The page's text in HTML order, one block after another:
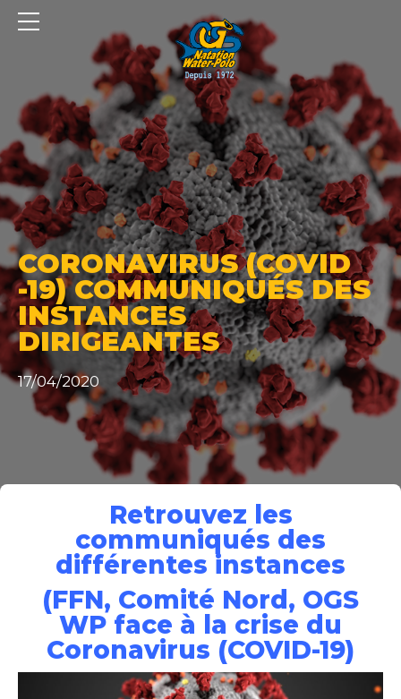
CORONAVIRUS (COVID
-19) COMMUNIQUÉS DES
INSTANCES
DIRIGEANTES
17/04/2020
Retrouvez les
communiqués des
différentes instances
(FFN, Comité Nord, OGS
WP face à la crise du
Coronavirus (COVID-19)
Panneau de gestion des cookies